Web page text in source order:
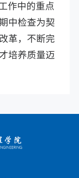
作中的重点
中检查为契
革，不断完
培养质量迈